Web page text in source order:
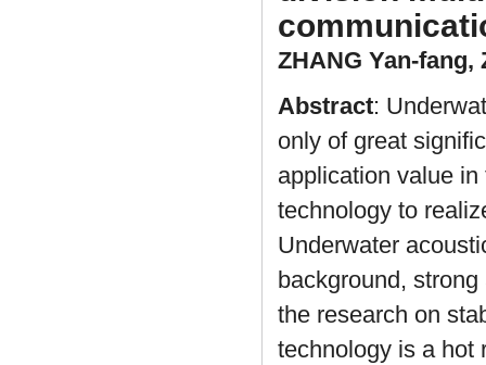
ZHANG Yan-fang,
Abstract:
only of great
application value
technology to
Underwater
background,
the research on
technology is a hot